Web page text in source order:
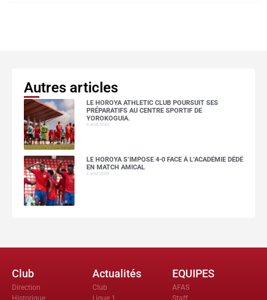
Autres articles
LE HOROYA ATHLETIC CLUB POURSUIT SES
PRÉPARATIFS AU CENTRE SPORTIF DE
YOROKOGUIA.
6 août 2026
LE HOROYA S’IMPOSE 4-0 FACE À L’ACADÉMIE DÉDÉ
EN MATCH AMICAL
2 août 2026
Club
Direction
Historique
Actualités
Club
Ligue 1
EQUIPES
AFAS
Staff